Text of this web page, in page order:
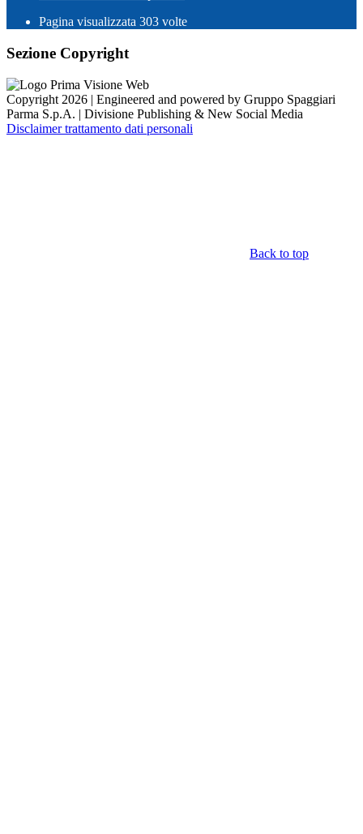
Pagina visualizzata 303 volte
Sezione Copyright
Copyright 2026 | Engineered and powered by Gruppo Spaggiari
Parma S.p.A. | Divisione Publishing & New Social Media
Disclaimer trattamento dati personali
Back to top